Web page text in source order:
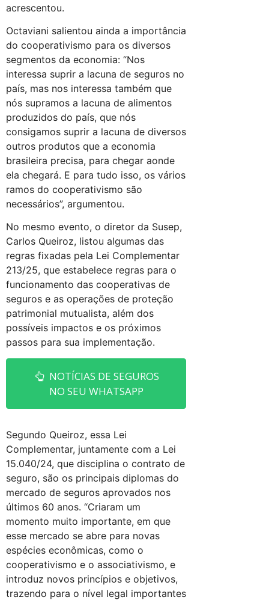
acrescentou.
Octaviani salientou ainda a importância
do cooperativismo para os diversos
segmentos da economia: “Nos
interessa suprir a lacuna de seguros no
país, mas nos interessa também que
nós supramos a lacuna de alimentos
produzidos do país, que nós
consigamos suprir a lacuna de diversos
outros produtos que a economia
brasileira precisa, para chegar aonde
ela chegará. E para tudo isso, os vários
ramos do cooperativismo são
necessários”, argumentou.
No mesmo evento, o diretor da Susep,
Carlos Queiroz, listou algumas das
regras fixadas pela Lei Complementar
213/25, que estabelece regras para o
funcionamento das cooperativas de
seguros e as operações de proteção
patrimonial mutualista, além dos
possíveis impactos e os próximos
passos para sua implementação.
NOTÍCIAS DE SEGUROS
NO SEU WHATSAPP
Segundo Queiroz, essa Lei
Complementar, juntamente com a Lei
15.040/24, que disciplina o contrato de
seguro, são os principais diplomas do
mercado de seguros aprovados nos
últimos 60 anos. “Criaram um
momento muito importante, em que
esse mercado se abre para novas
espécies econômicas, como o
cooperativismo e o associativismo, e
introduz novos princípios e objetivos,
trazendo para o nível legal importantes